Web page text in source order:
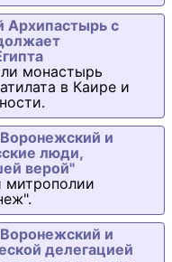
Архипастырь с
монастырь
в Каире и
и
люди,
верой"
митрополии
и
делегацией